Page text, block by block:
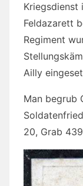
Kriegsdienst
Feldazarett
Regiment
Ailly
Man begrub
20, Grab